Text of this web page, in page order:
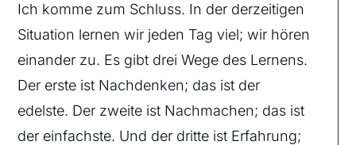
Ich komme zum Schluss. In der derzeitigen
Situation lernen wir jeden Tag viel; wir hören
einander zu. Es gibt drei Wege des Lernens.
Der erste ist Nachdenken; das ist der
edelste. Der zweite ist Nachmachen; das ist
der einfachste. Und der dritte ist Erfahrung;